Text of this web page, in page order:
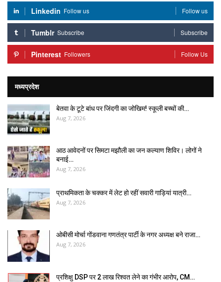
Linkedin Follow us Follow us
Tumblr Subscribe Subscribe
Pinterest Followers Follow Us
मध्यप्रदेश
बेतवा के टूटे बांध पर जिंदगी का जोखिम! स्कूली बच्चों की…
Aug 7, 2026
आठ आवेदनों पर सिमटा मझौली का जन कल्याण शिविर। लोगों ने
बनाई…
Aug 7, 2026
प्राथमिकता के चक्कर में लेट हो रहीं सवारी गाड़ियां यात्री…
Aug 7, 2026
ओबीसी मोर्चा गोंडवाना गणतंत्र पार्टी के नगर अध्यक्ष बने राजा…
Aug 7, 2026
प्रशिक्षु DSP पर ₹2 लाख रिश्वत लेने का गंभीर आरोप, CM…